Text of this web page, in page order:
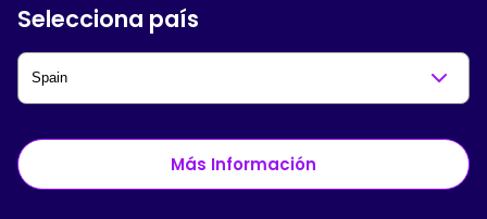
Selecciona país
Más Información